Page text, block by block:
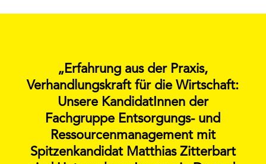
„Erfahrung aus der Praxis,
Verhandlungskraft für die Wirtschaft:
Unsere KandidatInnen der
Fachgruppe Entsorgungs- und
Ressourcenmanagement mit
Spitzenkandidat Matthias Zitterbart